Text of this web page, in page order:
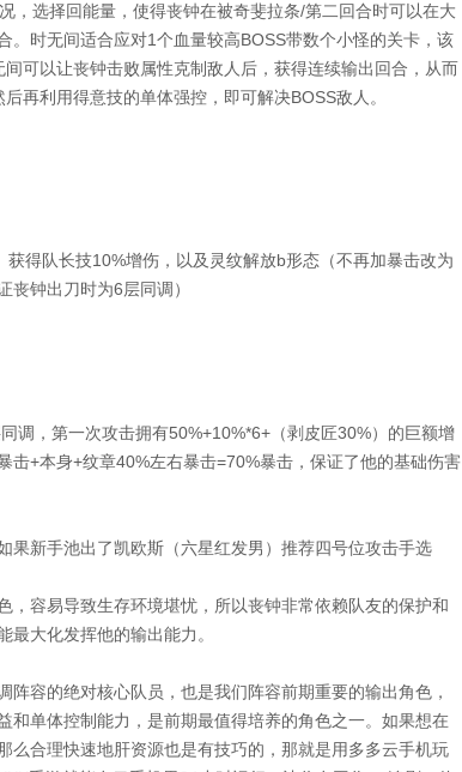
，选择回能量，使得丧钟在被奇斐拉条/第二回合时可以在大
。时无间适合应对1个血量较高BOSS带数个小怪的关卡，该
可以让丧钟击败属性克制敌人后，获得连续输出回合，从而
再利用得意技的单体强控，即可解决BOSS敌人。
得队长技10%增伤，以及灵纹解放b形态（不再加暴击改为
钟出刀时为6层同调）
调，第一次攻击拥有50%+10%*6+（剥皮匠30%）的巨额增
击+本身+纹章40%左右暴击=70%暴击，保证了他的基础伤害
果新手池出了凯欧斯（六星红发男）推荐四号位攻击手选
，容易导致生存环境堪忧，所以丧钟非常依赖队友的保护和
大化发挥他的输出能力。
容的绝对核心队员，也是我们阵容前期重要的输出角色，
和单体控制能力，是前期最值得培养的角色之一。如果想在
么合理快速地肝资源也是有技巧的，那就是用多多云手机玩